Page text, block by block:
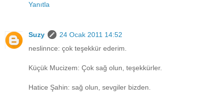
Yanıtla
Suzy
24 Ocak 2011 14:52
neslinnce: çok teşekkür ederim.
Küçük Mucizem: Çok sağ olun, teşekkürler.
Hatice Şahin: sağ olun, sevgiler bizden.